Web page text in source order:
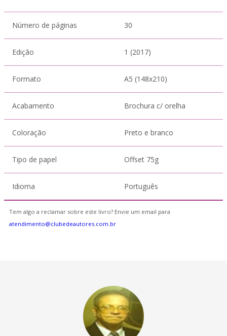
Número de páginas 30
Edição 1 (2017)
Formato A5 (148x210)
Acabamento Brochura c/ orelha
Coloração Preto e branco
Tipo de papel Offset 75g
Idioma Português
Tem algo a reclamar sobre este livro? Envie um email para
atendimento@clubedeautores.com.br